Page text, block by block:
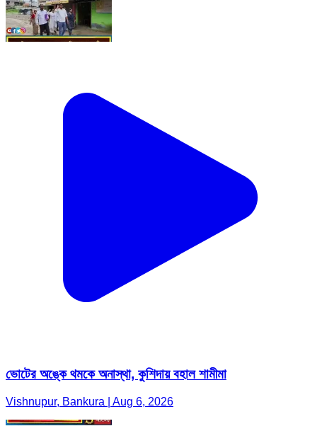
ভোটের অঙ্কে থমকে অনাস্থা, কুশিদায় বহাল শামীমা
Vishnupur, Bankura | Aug 6, 2026